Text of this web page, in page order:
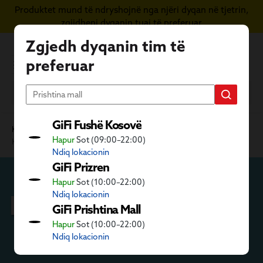
Kapërce te përmbajtja kryesore
Produktet mund të ndryshojnë nga njëri dyqan në tjetrin,
zgjidheni dyqanin tuaj të preferuar
Zgjedh dyqanin tim të
preferuar
GiFi Fushë Kosovë
HapurSot (09:00–22:00)
Ndiq lokacionin
GiFi Prizren
HapurSot (10:00–22:00)
Ndiq lokacionin
GiFi Prishtina Mall
HapurSot (10:00–22:00)
Ndiq lokacionin
Kategoritë GiFi Hobi dhe lojra
Kujdesi për fëmijët
Kujdesi për fëmijët